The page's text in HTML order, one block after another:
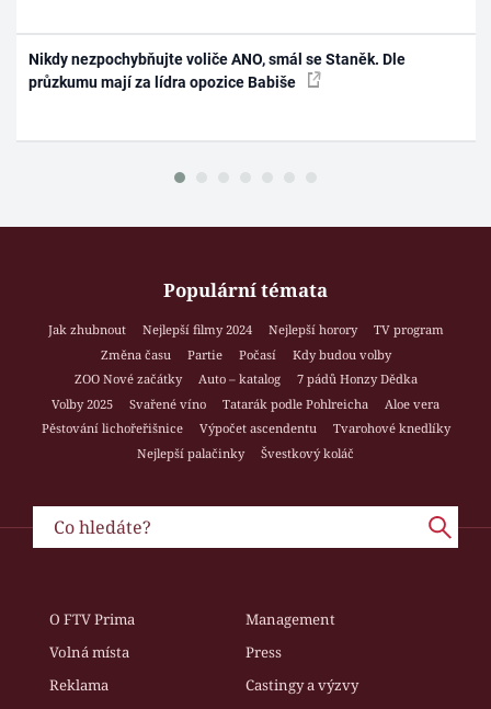
Nikdy nezpochybňujte voliče ANO, smál se Staněk. Dle
průzkumu mají za lídra opozice Babiše
Populární témata
Jak zhubnout Nejlepší filmy 2024 Nejlepší horory
TV program
Změna času
Partie Počasí
Kdy budou volby
ZOO Nové začátky
Auto – katalog
7 pádů Honzy Dědka
Volby 2025
Svařené víno Tatarák podle Pohlreicha
Aloe vera
Pěstování lichořeřišnice
Výpočet ascendentu
Tvarohové knedlíky
Nejlepší palačinky
Švestkový koláč
O FTV Prima
Management
Volná místa
Press
Reklama
Castingy a výzvy